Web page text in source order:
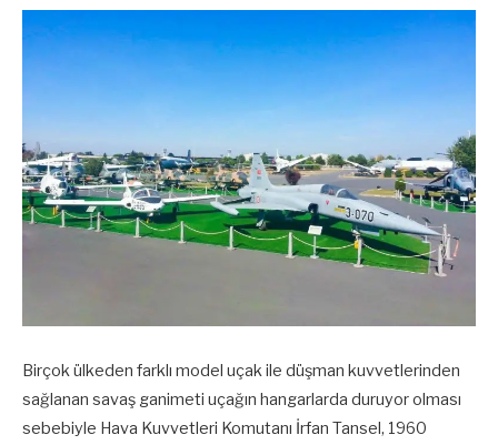
Birçok ülkeden farklı model uçak ile düşman kuvvetlerinden
sağlanan savaş ganimeti uçağın hangarlarda duruyor olması
sebebiyle Hava Kuvvetleri Komutanı İrfan Tansel, 1960